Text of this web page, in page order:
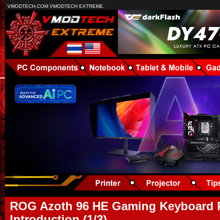
VMODTECH.COM VMODTECH EXTREME.
ROG Azoth 96 HE Gaming Keyboard